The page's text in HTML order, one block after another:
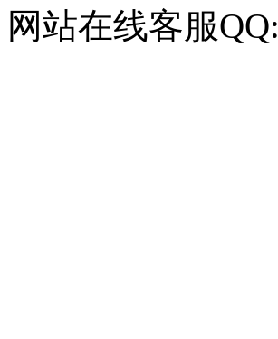
网站在线客服QQ: